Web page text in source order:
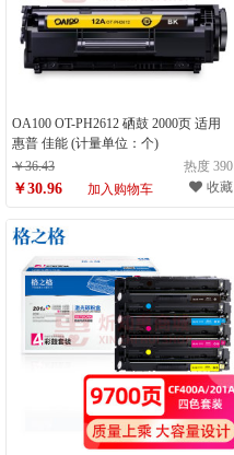
OA100 OT-PH2612 硒鼓 2000页 适用
惠普 佳能 (计量单位：个)
￥36.43
热度 390
￥30.96 加入购物车 收藏